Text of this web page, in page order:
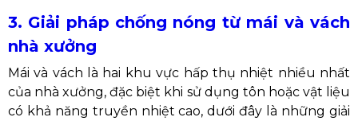
3. Giải pháp chống nóng từ mái và vách
nhà xưởng
Mái và vách là hai khu vực hấp thụ nhiệt nhiều nhất
của nhà xưởng, đặc biệt khi sử dụng tôn hoặc vật liệu
có khả năng truyền nhiệt cao, dưới đây là những giải